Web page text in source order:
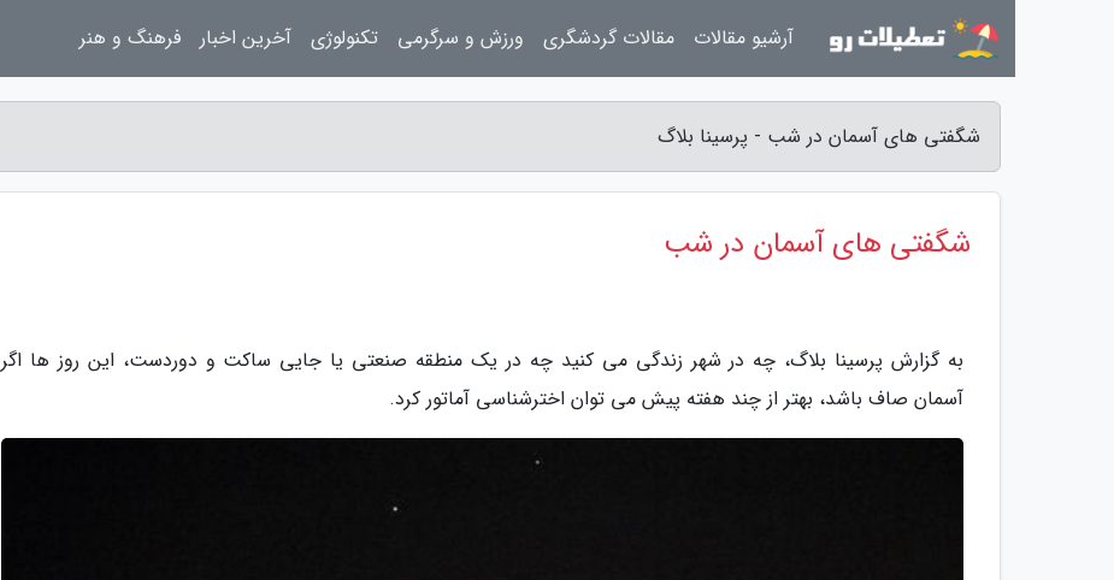
شگفتی های آسمان در شب - پرسینا بلاگ
شگفتی های آسمان در شب
به گزارش پرسینا بلاگ، چه در شهر زندگی می کنید چه در یک منطقه صنعتی یا جایی ساکت و دوردست، این روز ها اگر
آسمان صاف باشد، بهتر از چند هفته پیش می توان اخترشناسی آماتور کرد.
آرشیو مقالات مقالات گردشگری ورزش و سرگرمی تکنولوژی آخرین اخبار فرهنگ و هنر